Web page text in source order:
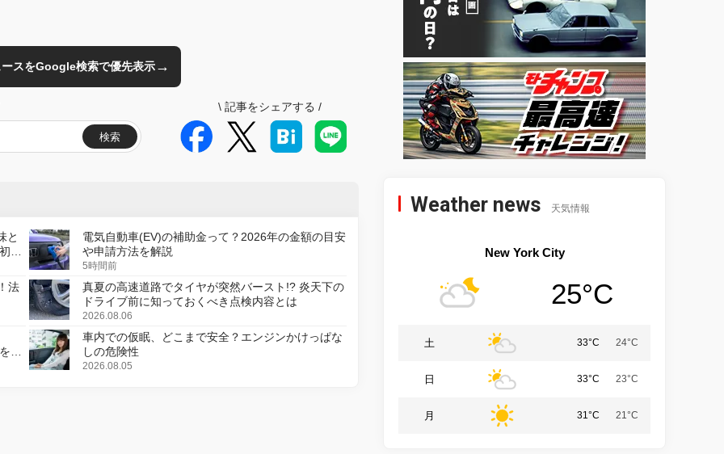
スをGoogle検索で優先表示→
検索
\ 記事をシェアする /
と
の
電気自動車(EV)の補助金って？2026年の金額の目安
や申請方法を解説
5時間前
法
真夏の高速道路でタイヤが突然バースト!? 炎天下の
ドライブ前に知っておくべき点検内容とは
2026.08.06
変
車内での仮眠、どこまで安全？エンジンかけっぱな
しの危険性
2026.08.05
Weather news 天気情報
New York City
25°C
土 33°C 24°C
日 33°C 23°C
月 31°C 21°C